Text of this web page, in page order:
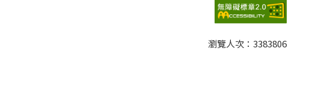
瀏覽人次： 3383806